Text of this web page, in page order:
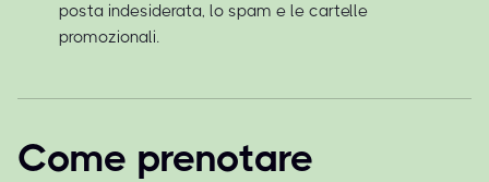
posta indesiderata, lo spam e le cartelle
promozionali.
Come prenotare